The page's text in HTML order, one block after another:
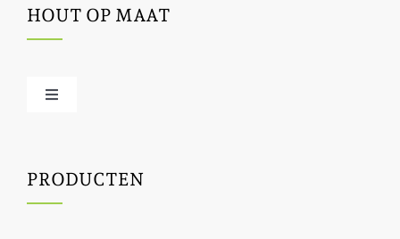
HOUT OP MAAT
Toggle
Houtbewerking
PRODUCTEN